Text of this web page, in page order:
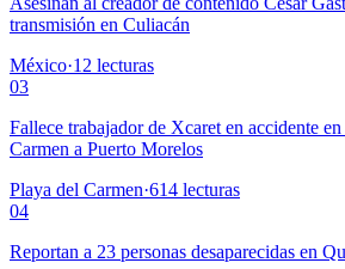
transmisión en Culiacán
México·12 lecturas
03
Fallece trabajador de Xcaret en accidente
Carmen a Puerto Morelos
Playa del Carmen·614 lecturas
04
Reportan a 23 personas desaparecidas en